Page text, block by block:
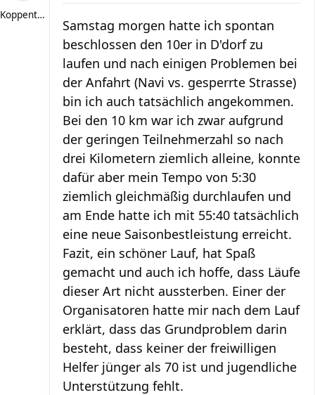
Koppentraun
Samstag morgen hatte ich spontan
beschlossen den 10er in D'dorf zu
laufen und nach einigen Problemen bei
der Anfahrt (Navi vs. gesperrte Strasse)
bin ich auch tatsächlich angekommen.
Bei den 10 km war ich zwar aufgrund
der geringen Teilnehmerzahl so nach
drei Kilometern ziemlich alleine, konnte
dafür aber mein Tempo von 5:30
ziemlich gleichmäßig durchlaufen und
am Ende hatte ich mit 55:40 tatsächlich
eine neue Saisonbestleistung erreicht.
Fazit, ein schöner Lauf, hat Spaß
gemacht und auch ich hoffe, dass Läufe
dieser Art nicht aussterben. Einer der
Organisatoren hatte mir nach dem Lauf
erklärt, dass das Grundproblem darin
besteht, dass keiner der freiwilligen
Helfer jünger als 70 ist und jugendliche
Unterstützung fehlt.